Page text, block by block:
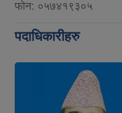
फोन: ०५७४१९३०५
पदाधिकारीहरु